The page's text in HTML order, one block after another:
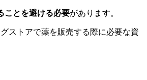
ことを避ける必要があります。
ストアで薬を販売する際に必要な資